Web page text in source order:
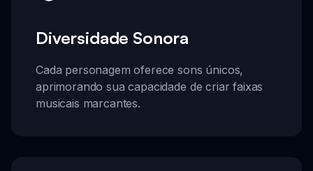
Diversidade Sonora
Cada personagem oferece sons únicos,
aprimorando sua capacidade de criar faixas
musicais marcantes.